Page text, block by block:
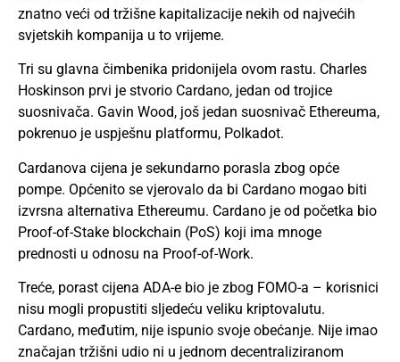
znatno veći od tržišne kapitalizacije nekih od najvećih
svjetskih kompanija u to vrijeme.
Tri su glavna čimbenika pridonijela ovom rastu. Charles
Hoskinson prvi je stvorio Cardano, jedan od trojice
suosnivača. Gavin Wood, još jedan suosnivač Ethereuma,
pokrenuo je uspješnu platformu, Polkadot.
Cardanova cijena je sekundarno porasla zbog opće
pompe. Općenito se vjerovalo da bi Cardano mogao biti
izvrsna alternativa Ethereumu. Cardano je od početka bio
Proof-of-Stake blockchain (PoS) koji ima mnoge
prednosti u odnosu na Proof-of-Work.
Treće, porast cijena ADA-e bio je zbog FOMO-a – korisnici
nisu mogli propustiti sljedeću veliku kriptovalutu.
Cardano, međutim, nije ispunio svoje obećanje. Nije imao
značajan tržišni udio ni u jednom decentraliziranom